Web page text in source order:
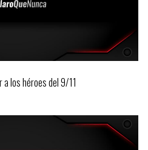
a los héroes del 9/11